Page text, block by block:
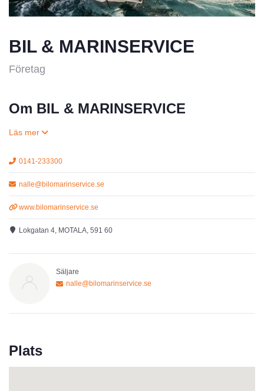
BIL & MARINSERVICE
Företag
Om BIL & MARINSERVICE
0141-233300
nalle@bilomarinservice.se
www.bilomarinservice.se
Lokgatan 4, MOTALA, 591 60
Säljare
nalle@bilomarinservice.se
Plats